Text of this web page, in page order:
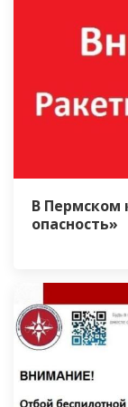
В Пермском
опасность»